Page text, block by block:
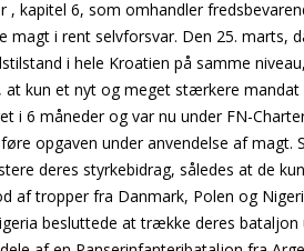
kapitel 6, som omhandler
magt i rent selvforsvar. Den 25. marts,
i hele Kroatien på samme
at kun et nyt og meget stærkere
i 6 måneder og var nu under FN-
opgaven under anvendelse af magt.
deres styrkebidrag, således at de
af tropper fra Danmark, Polen og
besluttede at trække deres bataljon